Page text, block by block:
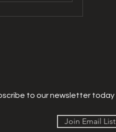
to our newsletter today
Join Email List